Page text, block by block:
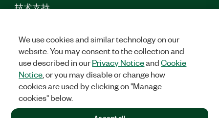
技术支持
©2026NATIONAL INSTRUMENTS CORP. 恩艾 (中国) 仪器有限公司
版权所有.沪ICP备09002359号.
We use cookies and similar technology on our
website. You may consent to the collection and
use described in ourPrivacy NoticeandCookie
Notice , or you may disable or change how
cookies are used by clicking on "Manage
cookies" below.